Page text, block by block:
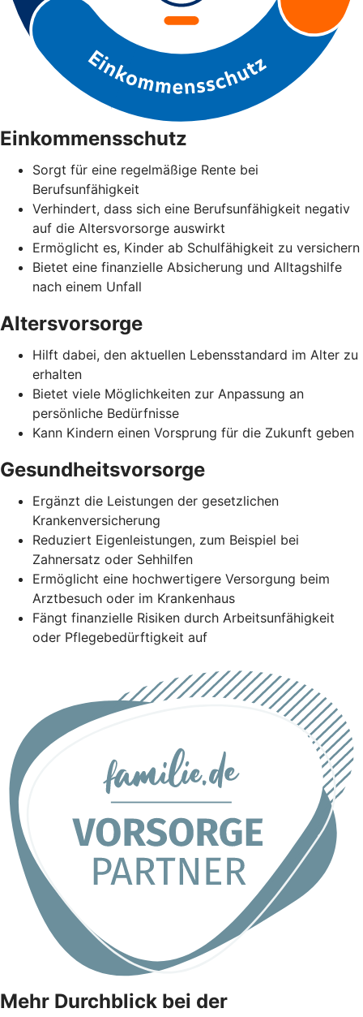
Einkommensschutz
Sorgt für eine regelmäßige Rente bei
Berufsunfähigkeit
Verhindert, dass sich eine Berufsunfähigkeit negativ
auf die Altersvorsorge auswirkt
Ermöglicht es, Kinder ab Schulfähigkeit zu versichern
Bietet eine finanzielle Absicherung und Alltagshilfe
nach einem Unfall
Altersvorsorge
Hilft dabei, den aktuellen Lebensstandard im Alter zu
erhalten
Bietet viele Möglichkeiten zur Anpassung an
persönliche Bedürfnisse
Kann Kindern einen Vorsprung für die Zukunft geben
Gesundheitsvorsorge
Ergänzt die Leistungen der gesetzlichen
Krankenversicherung
Reduziert Eigenleistungen, zum Beispiel bei
Zahnersatz oder Sehhilfen
Ermöglicht eine hochwertigere Versorgung beim
Arztbesuch oder im Krankenhaus
Fängt finanzielle Risiken durch Arbeitsunfähigkeit
oder Pflegebedürftigkeit auf
Mehr Durchblick bei der